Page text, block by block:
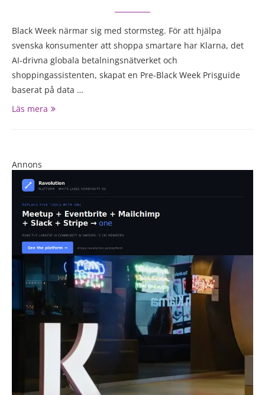
Black Week närmar sig med stormsteg. För att hjälpa
svenska konsumenter att shoppa smartare har Klarna, det
AI-drivna globala betalningsnätverket och
shoppingassistenten, skapat en Pre-Black Week Prisguide
baserat på data …
Läs mera
Annons